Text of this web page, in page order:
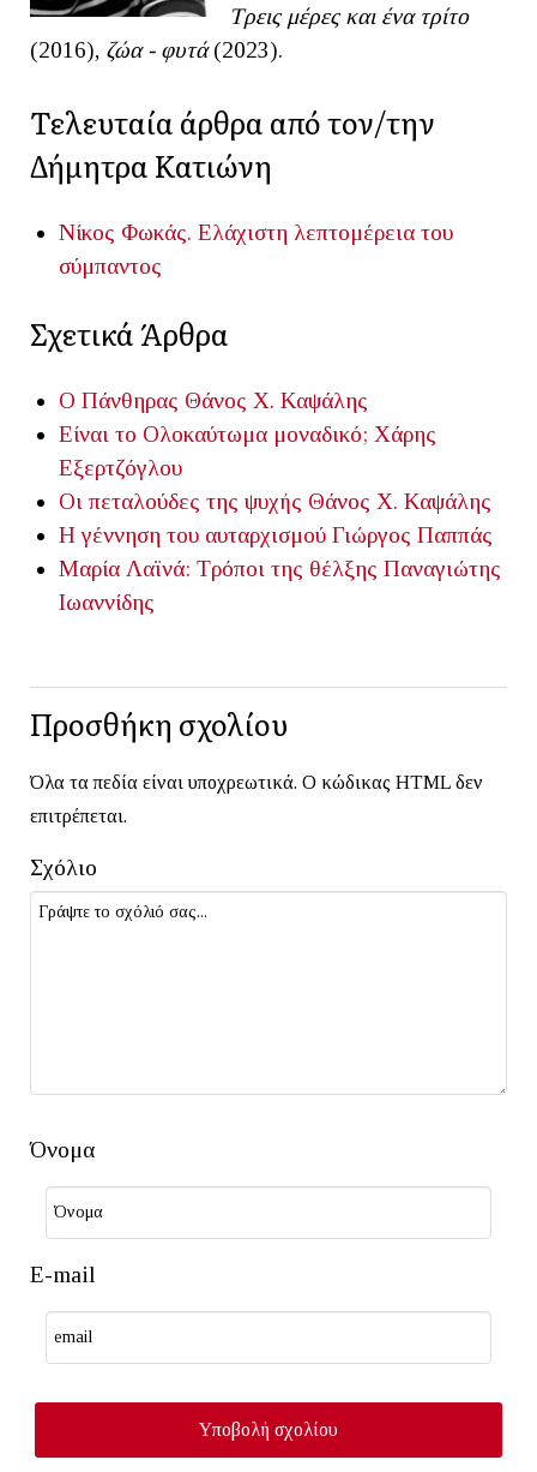
Τρεις μέρες και ένα τρίτο
(2016), ζώα - φυτά(2023).
Τελευταία άρθρα από τον/την
Δήμητρα Κατιώνη
Νίκος Φωκάς. Ελάχιστη λεπτομέρεια του
σύμπαντος
Σχετικά Άρθρα
Ο Πάνθηρας Θάνος Χ. Καψάλης
Είναι το Ολοκαύτωμα μοναδικό; Χάρης
Εξερτζόγλου
Οι πεταλούδες της ψυχής Θάνος Χ. Καψάλης
Η γέννηση του αυταρχισμού Γιώργος Παππάς
Μαρία Λαϊνά: Τρόποι της θέλξης Παναγιώτης
Ιωαννίδης
Προσθήκη σχολίου
Όλα τα πεδία είναι υποχρεωτικά. Ο κώδικας HTML δεν
επιτρέπεται.
Σχόλιο
Όνομα
E-mail